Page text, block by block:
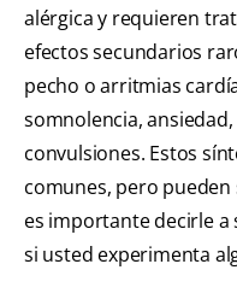
alérgica y requieren
efectos secundarios
pecho o arritmias
somnolencia,
convulsiones. Estos
comunes, pero
es importante decirle
si usted experimenta